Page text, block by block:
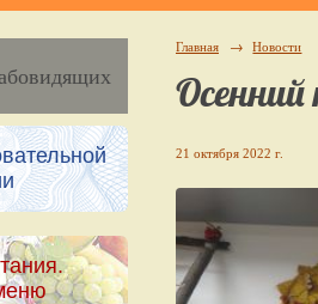
Главная → Новости
Осенний
21 октября 2022 г.